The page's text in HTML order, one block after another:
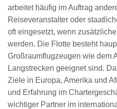
arbeitet häufig im Auftrag
Reiseveranstalter oder
oft eingesetzt, wenn
werden. Die Flotte besteht
Großraumflugzeugen wie dem
Langstrecken geeignet sind.
Ziele in Europa, Amerika und
und Erfahrung im
wichtiger Partner im